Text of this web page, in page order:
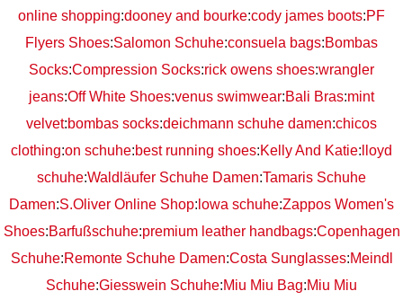
online shopping:dooney and bourke:cody james boots:PF
Flyers Shoes:Salomon Schuhe:consuela bags:Bombas
Socks:Compression Socks:rick owens shoes:wrangler
jeans:Off White Shoes:venus swimwear:Bali Bras:mint
velvet:bombas socks:deichmann schuhe damen:chicos
clothing:on schuhe:best running shoes:Kelly And Katie: lloyd
schuhe:Waldläufer Schuhe Damen:Tamaris Schuhe
Damen:S.Oliver Online Shop: lowa schuhe:Zappos Women's
Shoes:Barfußschuhe:premium leather handbags:Copenhagen
Schuhe:Remonte Schuhe Damen:Costa Sunglasses:Meindl
Schuhe:Giesswein Schuhe:Miu Miu Bag:Miu Miu